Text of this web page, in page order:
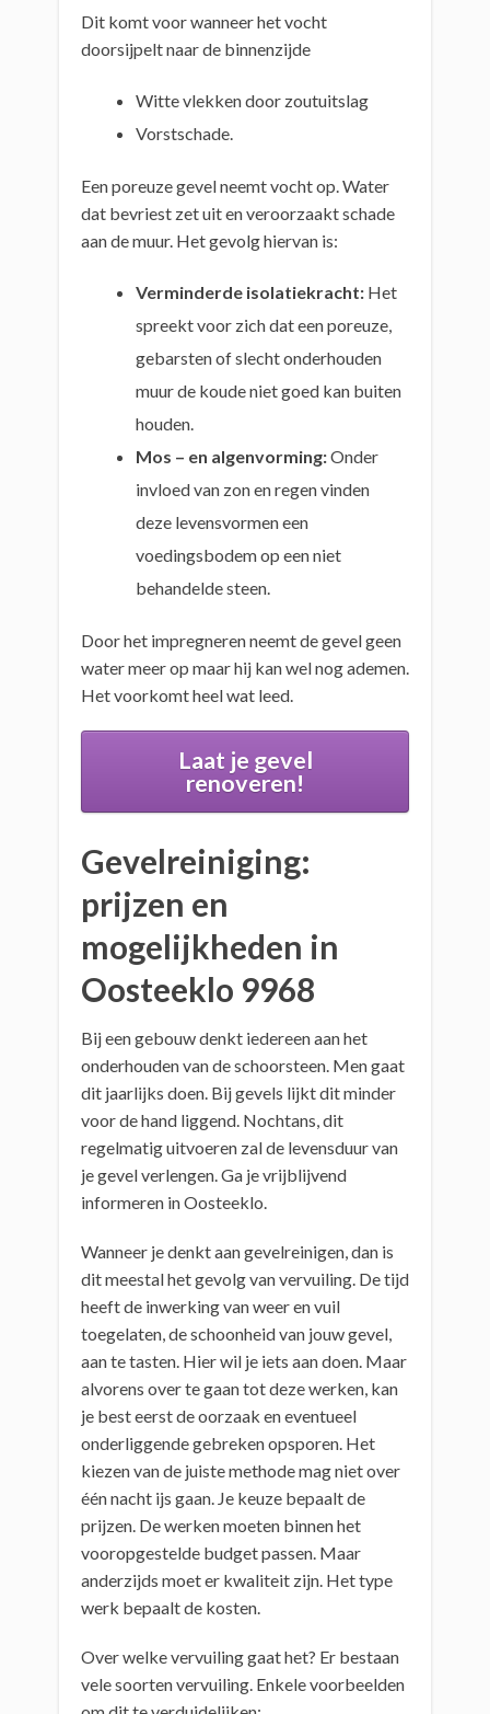
Dit komt voor wanneer het vocht
doorsijpelt naar de binnenzijde
Witte vlekken door zoutuitslag
Vorstschade.
Een poreuze gevel neemt vocht op. Water
dat bevriest zet uit en veroorzaakt schade
aan de muur. Het gevolg hiervan is:
Verminderde isolatiekracht: Het
spreekt voor zich dat een poreuze,
gebarsten of slecht onderhouden
muur de koude niet goed kan buiten
houden.
Mos – en algenvorming:Onder
invloed van zon en regen vinden
deze levensvormen een
voedingsbodem op een niet
behandelde steen.
Door het impregneren neemt de gevel geen
water meer op maar hij kan wel nog ademen.
Het voorkomt heel wat leed.
Laat je gevel
renoveren!
Gevelreiniging:
prijzen en
mogelijkheden in
Oosteeklo 9968
Bij een gebouw denkt iedereen aan het
onderhouden van de schoorsteen. Men gaat
dit jaarlijks doen. Bij gevels lijkt dit minder
voor de hand liggend. Nochtans, dit
regelmatig uitvoeren zal de levensduur van
je gevel verlengen. Ga je vrijblijvend
informeren in Oosteeklo.
Wanneer je denkt aan gevelreinigen, dan is
dit meestal het gevolg van vervuiling. De tijd
heeft de inwerking van weer en vuil
toegelaten, de schoonheid van jouw gevel,
aan te tasten. Hier wil je iets aan doen. Maar
alvorens over te gaan tot deze werken, kan
je best eerst de oorzaak en eventueel
onderliggende gebreken opsporen. Het
kiezen van de juiste methode mag niet over
één nacht ijs gaan. Je keuze bepaalt de
prijzen. De werken moeten binnen het
vooropgestelde budget passen. Maar
anderzijds moet er kwaliteit zijn. Het type
werk bepaalt de kosten.
Over welke vervuiling gaat het? Er bestaan
vele soorten vervuiling. Enkele voorbeelden